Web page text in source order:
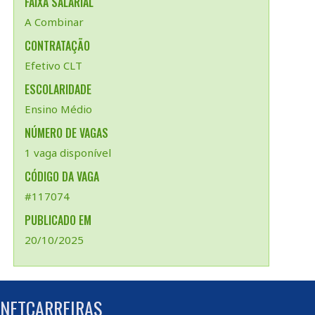
A Combinar
CONTRATAÇÃO
Efetivo CLT
ESCOLARIDADE
Ensino Médio
NÚMERO DE VAGAS
1 vaga disponível
CÓDIGO DA VAGA
#117074
PUBLICADO EM
20/10/2025